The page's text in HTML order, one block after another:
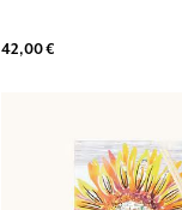
42,00 €